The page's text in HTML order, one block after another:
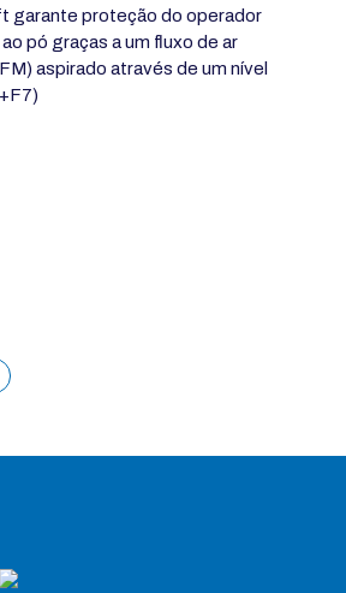
garante proteção do operador
pó graças a um fluxo de ar
aspirado através de um nível